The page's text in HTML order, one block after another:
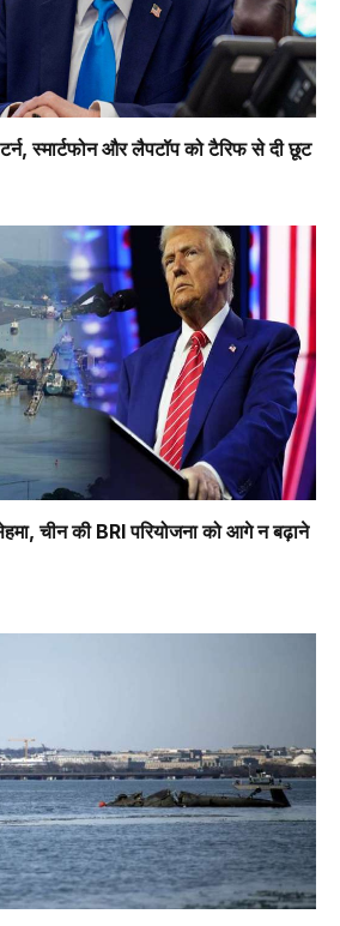
स्मार्टफोन और लैपटॉप को टैरिफ से दी छूट
चीन की BRI परियोजना को आगे न बढ़ाने